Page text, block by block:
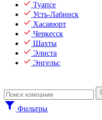
Туапсе
Усть-Лабинск
Хасавюрт
Черкесск
Шахты
Элиста
Энгельс
Фильтры